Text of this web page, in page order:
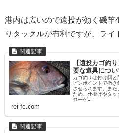
港内は広いので遠投が効く磯竿
りタックルが有利ですが、ライ
【遠投カゴ釣
要な道具につい
カゴ釣りは付け餌と
ピンポイントで撒き
させられます。また
ため、仕掛けやタッ
ターゲ...
rei-fc.com